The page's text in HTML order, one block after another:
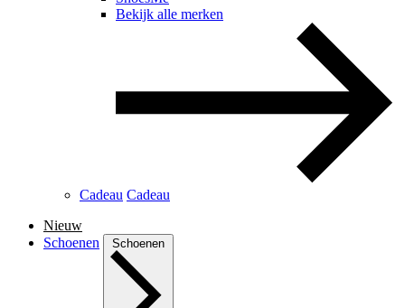
Bekijk alle merken
Cadeau Cadeau
Nieuw
Schoenen
Schoenen